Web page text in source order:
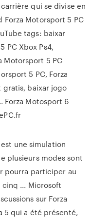
qui se divise en
Motorsport 5 PC
tags: baixar
PC Xbox Ps4,
Motorsport 5 PC
5 PC, Forza
baixar jogo
Forza Motosport 6
est une simulation
plusieurs modes sont
pourra participer au
... Microsoft
sur Forza
5 qui a été présenté,